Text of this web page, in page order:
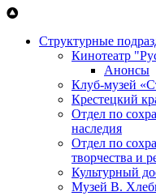
Перейти к основному
Структурные
Кинотеатр
Анонсы
Клуб-музей
Крестецкий
Отдел по
наследия
Отдел по
творчества и
Культурный
Музей В.